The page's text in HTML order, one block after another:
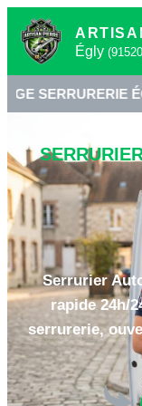
Égly
ÉGLY •
Serrurier
rapide 24h/
serrurerie,